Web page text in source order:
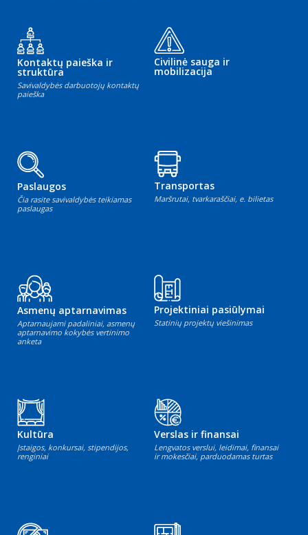
Kontaktų paieška ir
struktūra
Savivaldybės darbuotojų kontaktų
paieška
Civilinė sauga ir
mobilizacija
Paslaugos
Čia rasite savivaldybės teikiamas
paslaugas
Transportas
Maršrutai, tvarkaraščiai, e. bilietas
Asmenų aptarnavimas
Aptarnaujami padaliniai, asmenų
aptarnavimo kokybės vertinimo
anketa
Projektiniai pasiūlymai
Statinių projektų viešinimas
Kultūra
Įstaigos, konkursai, stipendijos,
renginiai
Verslas ir finansai
Lengvatos verslui, leidimai, finansai
ir mokesčiai, parduodamas turtas